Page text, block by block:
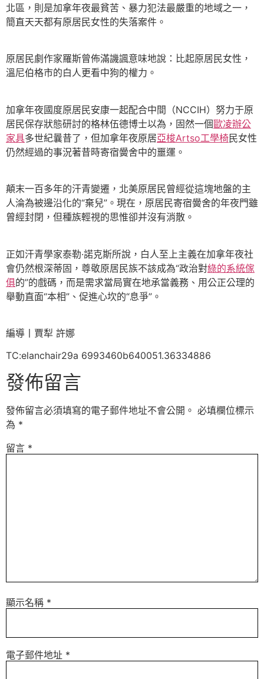
北區，則是加拿年夜最貧苦、暴力犯法最嚴重的地域之一，
簡直天天都有原居民女性的失落案件。
原居民劇作家羅斯曾佈滿譏諷意味地說：比起原居民女性，
溫尼伯格市的白人更看中狗的權力。
加拿年夜國度原居民安康一起配合中間（NCCIH）努力于原
居民保存狀態研討的格林伍德博士以為，固然一個歐凌辦公
家具多世紀曩昔了，但加拿年夜原居亞梭Artso工學椅民女性
仍然經過的事況著昔時寄宿黌舍中的噩運。
顛末一百多年的汗青變遷，北美原居民曾經從這塊地盤的主
人淪為被邊沿化的“棄兒”。現在，原居民寄宿黌舍的年夜門雖
曾經封閉，但種族輕視的思惟卻并沒有消散。
正如汗青學家泰勒·諾克斯所說，白人至上主義在加拿年夜社
會仍然根深蒂固，尊敬原居民族不該成為“政治對綠的系統傢
俱的”的戲碼，而是需求當局實在地承當義務、用公正公理的
舉動直面“本相”、促進心坎的“息爭”。
編導丨賈犁 許娜
TC:elanchair29a 6993460b640051.36334886
發佈留言
發佈留言必須填寫的電子郵件地址不會公開。 必填欄位標示
為 *
留言 *
顯示名稱 *
電子郵件地址 *